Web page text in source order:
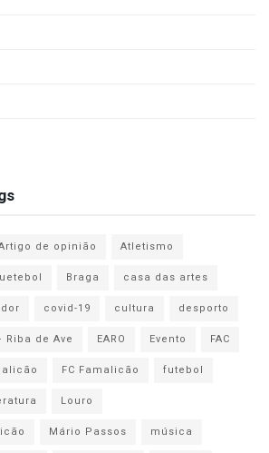
de opinião
Atletismo
Braga
casa das artes
covid-19 cultura
desporto
Riba de Ave EARO Evento
FAC
FC Famalicão
futebol
Louro
Mário Passos
música